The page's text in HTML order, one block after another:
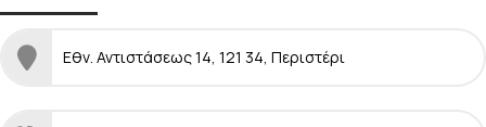
Εθν. Αντιστάσεως 14, 121 34, Περιστέρι